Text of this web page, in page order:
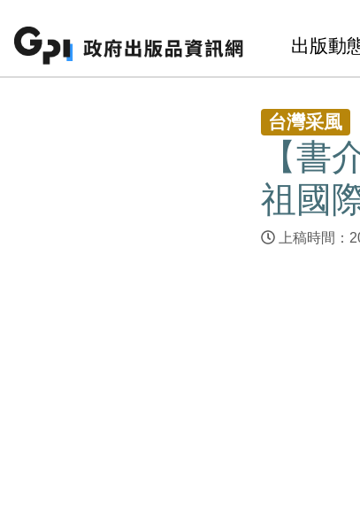
出版動
台灣采風
【書
祖國
上稿時間：